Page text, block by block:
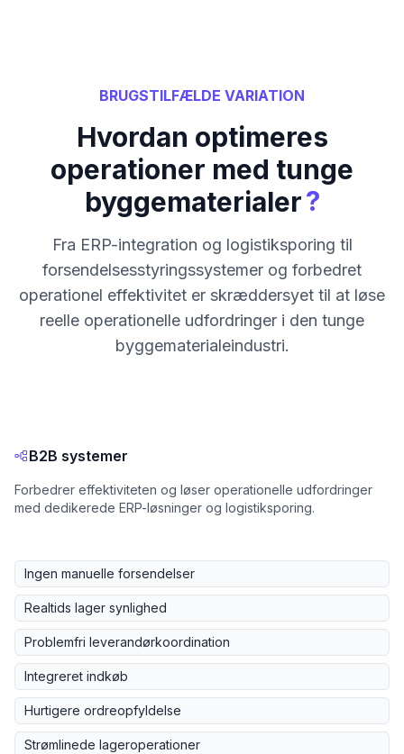
BRUGSTILFÆLDE VARIATION
Hvordan optimeres
operationer med tunge
byggematerialer?
Fra ERP-integration og logistiksporing til
forsendelsesstyringssystemer og forbedret
operationel effektivitet er skræddersyet til at løse
reelle operationelle udfordringer i den tunge
byggematerialeindustri.
B2B systemer
Forbedrer effektiviteten og løser operationelle udfordringer
med dedikerede ERP-løsninger og logistiksporing.
Ingen manuelle forsendelser
Realtids lager synlighed
Problemfri leverandørkoordination
Integreret indkøb
Hurtigere ordreopfyldelse
Strømlinede lageroperationer